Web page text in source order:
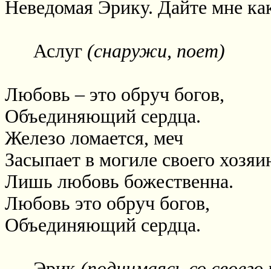
Неведомая Эрику. Дайте мне
Аслуг (снаружи, поет)
Любовь – это обруч богов,
Объединяющий сердца.
Железо ломается, меч
Засыпает в могиле своего
Лишь любовь божественна.
Любовь это обруч богов,
Объединяющий сердца.